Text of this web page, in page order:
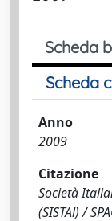
Scheda
Scheda
Anno
2009
Citazione
Società
(SISTAl) /